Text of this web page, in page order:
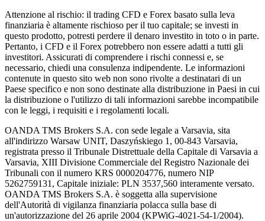
Attenzione al rischio: il trading CFD e Forex basato sulla leva
finanziaria è altamente rischioso per il tuo capitale; se investi in
questo prodotto, potresti perdere il denaro investito in toto o in parte.
Pertanto, i CFD e il Forex potrebbero non essere adatti a tutti gli
investitori. Assicurati di comprendere i rischi connessi e, se
necessario, chiedi una consulenza indipendente. Le informazioni
contenute in questo sito web non sono rivolte a destinatari di un
Paese specifico e non sono destinate alla distribuzione in Paesi in cui
la distribuzione o l'utilizzo di tali informazioni sarebbe incompatibile
con le leggi, i requisiti e i regolamenti locali.
OANDA TMS Brokers S.A. con sede legale a Varsavia, sita
all'indirizzo Warsaw UNIT, Daszyńskiego 1, 00-843 Varsavia,
registrata presso il Tribunale Distrettuale della Capitale di Varsavia a
Varsavia, XIII Divisione Commerciale del Registro Nazionale dei
Tribunali con il numero KRS 0000204776, numero NIP
5262759131, Capitale iniziale: PLN 3537,560 interamente versato.
OANDA TMS Brokers S.A. è soggetta alla supervisione
dell'Autorità di vigilanza finanziaria polacca sulla base di
un'autorizzazione del 26 aprile 2004 (KPWiG-4021-54-1/2004).